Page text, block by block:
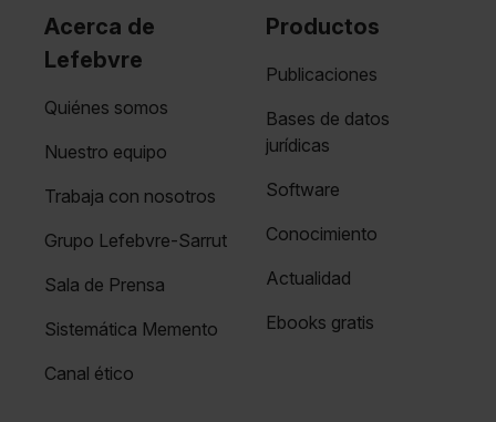
Acerca de
Lefebvre
Quiénes somos
Nuestro equipo
Trabaja con nosotros
Grupo Lefebvre-Sarrut
Sala de Prensa
Sistemática Memento
Canal ético
Productos
Publicaciones
Bases de datos
jurídicas
Software
Conocimiento
Actualidad
Ebooks gratis